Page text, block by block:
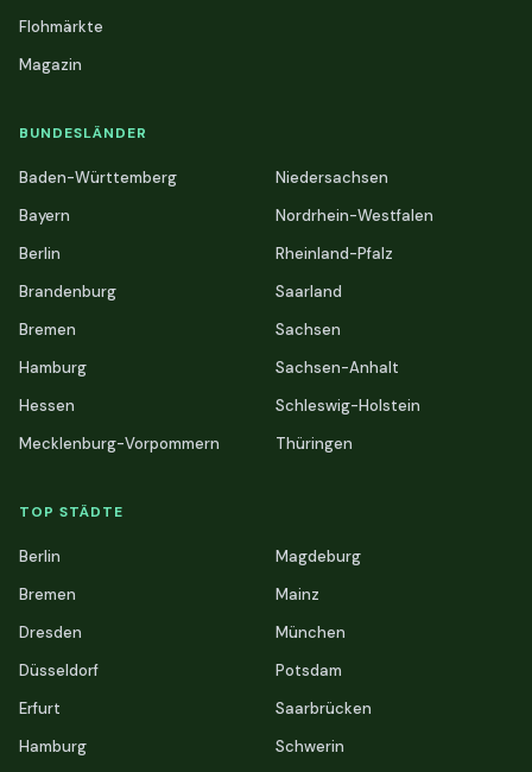
Flohmärkte
Magazin
BUNDESLÄNDER
Baden-Württemberg
Bayern
Berlin
Brandenburg
Bremen
Hamburg
Hessen
Mecklenburg-Vorpommern
Niedersachsen
Nordrhein-Westfalen
Rheinland-Pfalz
Saarland
Sachsen
Sachsen-Anhalt
Schleswig-Holstein
Thüringen
TOP STÄDTE
Berlin
Bremen
Dresden
Düsseldorf
Erfurt
Hamburg
Magdeburg
Mainz
München
Potsdam
Saarbrücken
Schwerin